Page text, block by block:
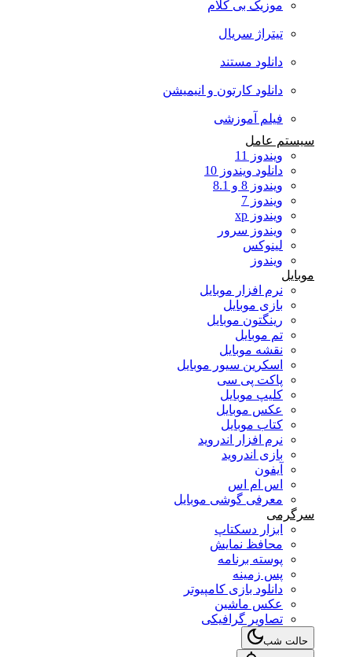
موزیک بی کلام
تیتراژ سریال
دانلود مستند
دانلود کارتون و انیمیشن
فیلم آموزشی
سیستم عامل
ویندوز 11
دانلود ویندوز 10
ویندوز 8 و 8.1
ویندوز 7
ویندوز xp
ویندوز سرور
لینوکس
ویندوز
موبایل
نرم افزار موبایل
بازی موبایل
رینگتون موبایل
تم موبایل
نقشه موبایل
اسکرین سیور موبایل
پاکت پی سی
کلیپ موبایل
عکس موبایل
کتاب موبایل
نرم افزار اندروید
بازی اندروید
آیفون
اس ام اس
معرفی گوشی موبایل
سرگرمی
ابزار دسکتاپ
محافظ نمایش
پوسته برنامه
پس زمینه
دانلود بازی کامپیوتر
عکس ماشین
تصاویر گرافیکی
حالت شب